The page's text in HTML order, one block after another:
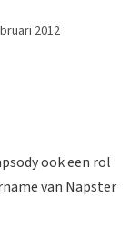
2012
ook een rol
van Napster